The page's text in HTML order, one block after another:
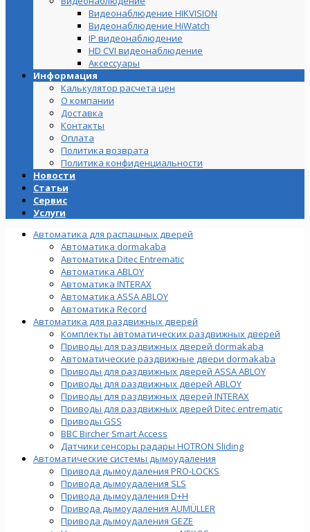
Видеонаблюдение HIKVISION
Видеонаблюдение HiWatch
IP видеонаблюдение
HD CVI видеонаблюдение
Аксессуары
Информация
Калькулятор расчета цен
О компании
Доставка
Контакты
Оплата
Политика возврата
Политика конфиденциальности
Новости
Статьи
Сервис
Услуги
Автоматика для распашных дверей
Автоматика dormakaba
Автоматика Ditec Entrematic
Автоматика ABLOY
Автоматика INTERAX
Автоматика ASSA ABLOY
Автоматика Record
Автоматика для раздвижных дверей
Комплекты автоматических раздвижных дверей
Приводы для раздвижных дверей dormakaba
Автоматические раздвижные двери dormakaba
Приводы для раздвижных дверей ASSA ABLOY
Приводы для раздвижных дверей ABLOY
Приводы для раздвижных дверей INTERAX
Приводы для раздвижных дверей Ditec entrematic
Приводы GSS
BBC Bircher Smart Access
Датчики сенсоры радары HOTRON Sliding
Автоматические системы дымоудаления
Привода дымоудаления PRO-LOCKS
Привода дымоудаления SLS
Привода дымоудаления D+H
Привода дымоудаления AUMÜLLER
Привода дымоудаления GEZE